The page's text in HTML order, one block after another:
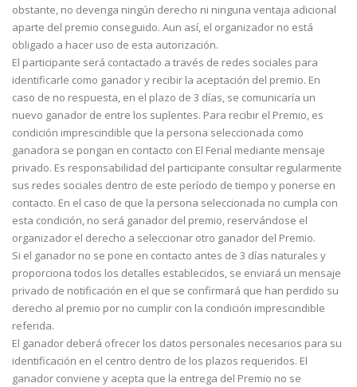
obstante, no devenga ningún derecho ni ninguna ventaja adicional
aparte del premio conseguido. Aun así, el organizador no está
obligado a hacer uso de esta autorización.
El participante será contactado a través de redes sociales para
identificarle como ganador y recibir la aceptación del premio. En
caso de no respuesta, en el plazo de 3 días, se comunicaría un
nuevo ganador de entre los suplentes. Para recibir el Premio, es
condición imprescindible que la persona seleccionada como
ganadora se pongan en contacto con El Ferial mediante mensaje
privado. Es responsabilidad del participante consultar regularmente
sus redes sociales dentro de este período de tiempo y ponerse en
contacto. En el caso de que la persona seleccionada no cumpla con
esta condición, no será ganador del premio, reservándose el
organizador el derecho a seleccionar otro ganador del Premio.
Si el ganador no se pone en contacto antes de 3 días naturales y
proporciona todos los detalles establecidos, se enviará un mensaje
privado de notificación en el que se confirmará que han perdido su
derecho al premio por no cumplir con la condición imprescindible
referida.
El ganador deberá ofrecer los datos personales necesarios para su
identificación en el centro dentro de los plazos requeridos. El
ganador conviene y acepta que la entrega del Premio no se